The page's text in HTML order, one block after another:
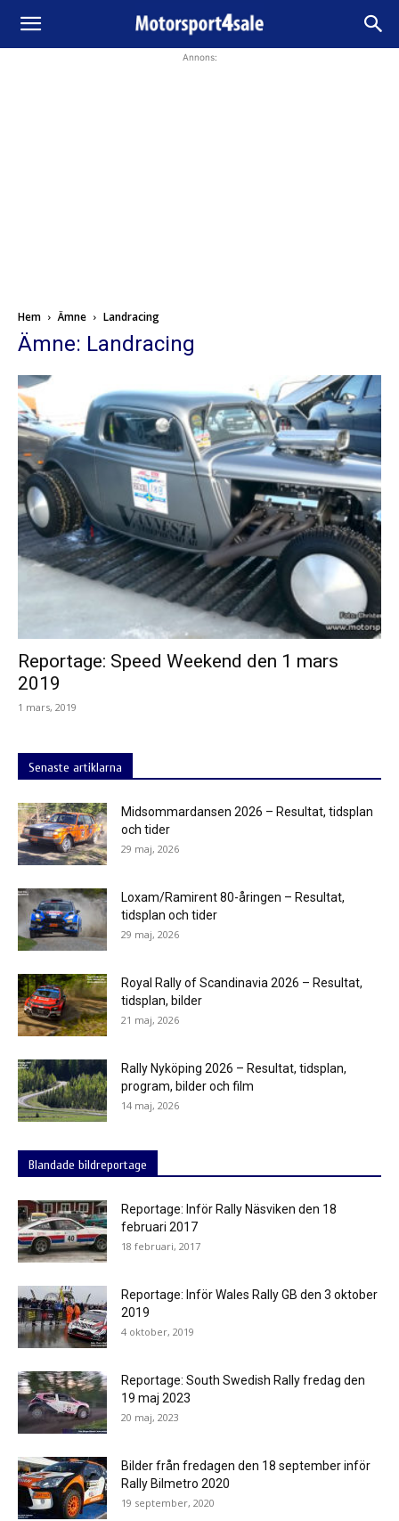
Annons:
Hem Ämne Landracing
Ämne: Landracing
Reportage: Speed Weekend den 1 mars
2019
1 mars, 2019
Senaste artiklarna
Midsommardansen 2026 – Resultat, tidsplan
och tider
29 maj, 2026
Loxam/Ramirent 80-åringen – Resultat,
tidsplan och tider
29 maj, 2026
Royal Rally of Scandinavia 2026 – Resultat,
tidsplan, bilder
21 maj, 2026
Rally Nyköping 2026 – Resultat, tidsplan,
program, bilder och film
14 maj, 2026
Blandade bildreportage
Reportage: Inför Rally Näsviken den 18
februari 2017
18 februari, 2017
Reportage: Inför Wales Rally GB den 3 oktober
2019
4 oktober, 2019
Reportage: South Swedish Rally fredag den
19 maj 2023
20 maj, 2023
Bilder från fredagen den 18 september inför
Rally Bilmetro 2020
19 september, 2020